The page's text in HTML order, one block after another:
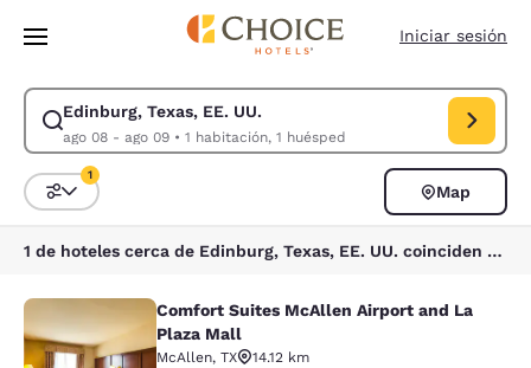
Pasar A Contenido Principal
Iniciar sesión
Edinburg, Texas, EE. UU.
ago 08 - ago 09• 1 habitación, 1 huésped
Modificar la búsqueda de Edinburg, Texas, EE. UU.. Fecha de check-
Ordenar y filtrar
1
Map
1 de hoteles cerca de Edinburg, Texas, EE. UU. coinciden con tus filtros
Comfort Suites McAllen Airport and
Comfort Suites McAllen Airport and La
Plaza Mall
McAllen, TX
14.12 km